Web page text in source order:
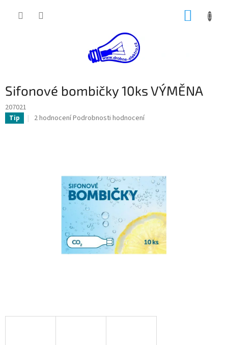
Sifonové bombičky 10ks VÝMĚNA
207021
Tip
Průměrné
hvězdiček.
2 hodnoceníPodrobnosti hodnocení